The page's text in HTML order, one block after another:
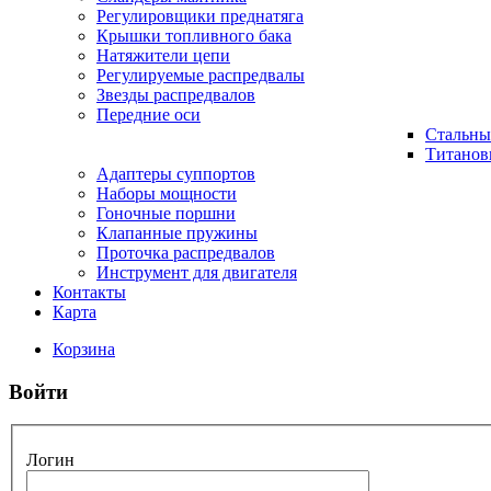
Регулировщики преднатяга
Крышки топливного бака
Натяжители цепи
Регулируемые распредвалы
Звезды распредвалов
Передние оси
Адаптеры суппортов
Наборы мощности
Гоночные поршни
Клапанные пружины
Проточка распредвалов
Инструмент для двигателя
Контакты
Карта
Корзина
Войти
Логин